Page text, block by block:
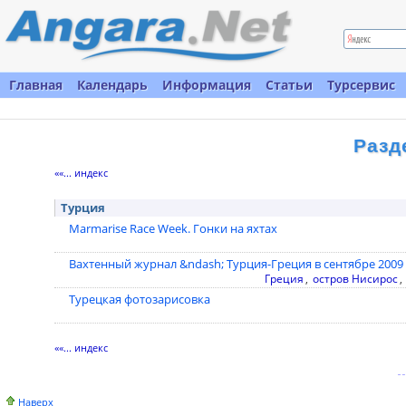
Главная Календарь Информация Статьи Турсервис
««... индекс
Турция
Marmarise Race Week. Гонки на яхтах
Вахтенный журнал &ndash; Турция-Греция в сентябре 2009
Греция , остров Нисирос,
Турецкая фотозарисовка
««... индекс
Наверх